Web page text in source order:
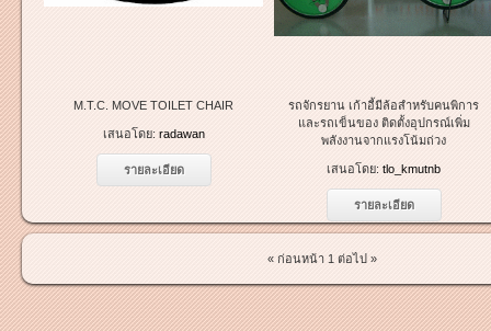
M.T.C. MOVE TOILET CHAIR
เสนอโดย: radawan
รายละเอียด
รถจักรยาน เก้าอี้มีล้อสำหรับคนพิการ
และรถเข็นของ ติดตั้งอุปกรณ์เพิ่ม
พลังงานจากแรงโน้มถ่วง
เสนอโดย: tlo_kmutnb
รายละเอียด
« ก่อนหน้า 1 ต่อไป »